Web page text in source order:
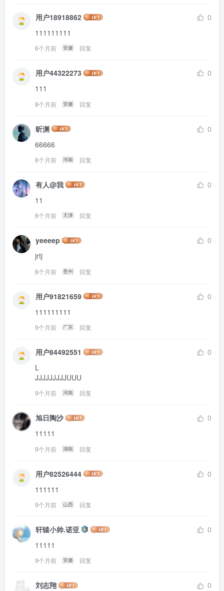
用户18918862
0
111111111
6个月前 安徽 回复
用户44322273
0
111
8个月前 安徽 回复
昕渊
0
66666
8个月前 河南 回复
有人@我
0
11
8个月前 天津 回复
yeeeep
0
jrtj
8个月前 贵州 回复
用户91821659
0
111111111
9个月前 广东 回复
用户84492551
0
L
JJJJJJJJJUUU
9个月前 河南 回复
旭日陶沙
0
11111
9个月前 湖南 回复
用户82526444
0
111111
9个月前 山西 回复
轩辕小帅.诺亚
0
11111
9个月前 安徽 回复
刘志翔
0